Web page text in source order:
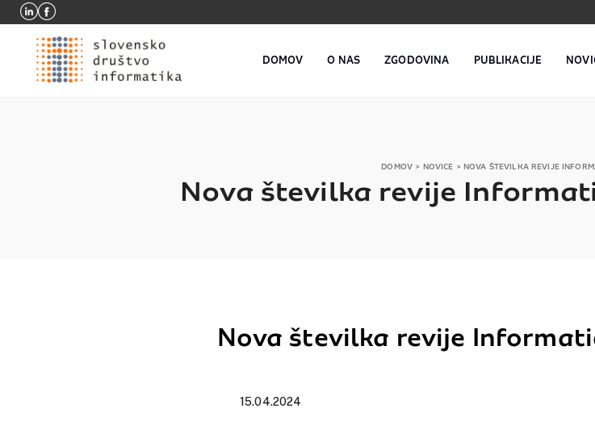
DOMOV O NAS ZGODOVINA PUBLIKACIJE
DOMOV > NOVICE > NOVA ŠTEVILKA REVIJE
Nova številka revije
Nova številka revije
15.04.2024